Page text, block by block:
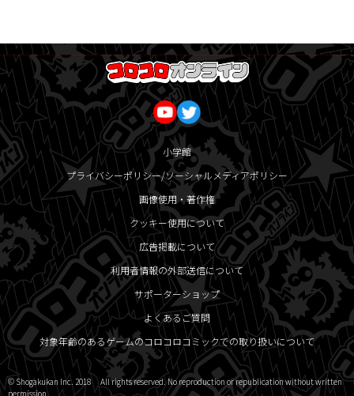
小学館
プライバシーポリシー/ソーシャルメディアポリシー
画像使用・著作権
クッキー使用について
広告掲載について
利用者情報の外部送信について
サポーターショップ
よくあるご質問
対象年齢のあるゲームのコロコロコミックでの取り扱いについて
© Shogakukan Inc. 2018 All rights reserved. No reproduction or republication without written
permission.